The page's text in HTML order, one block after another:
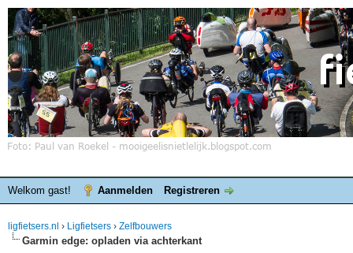
Welkom gast! Aanmelden Registreren
ligfietsers.nl › Ligfietsers › Zelfbouwers
Garmin edge: opladen via achterkant